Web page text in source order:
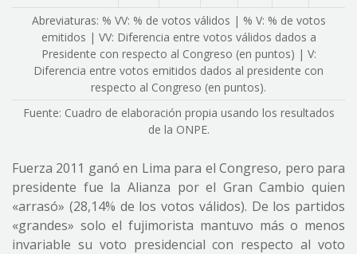
Abreviaturas: % VV: % de votos válidos | % V: % de votos
emitidos | VV: Diferencia entre votos válidos dados a
Presidente con respecto al Congreso (en puntos) | V:
Diferencia entre votos emitidos dados al presidente con
respecto al Congreso (en puntos).
Fuente: Cuadro de elaboración propia usando los resultados
de la ONPE.
Fuerza 2011 ganó en Lima para el Congreso, pero para
presidente fue la Alianza por el Gran Cambio quien
«arrasó» (28,14% de los votos válidos). De los partidos
«grandes» solo el fujimorista mantuvo más o menos
invariable su voto presidencial con respecto al voto